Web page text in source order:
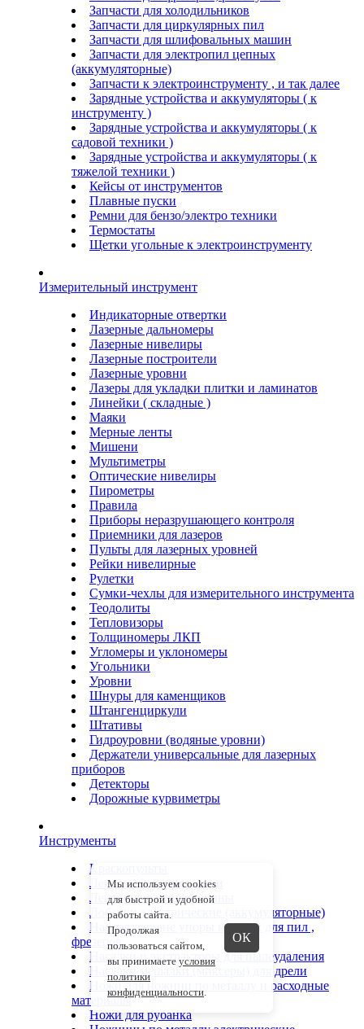
Запчасти для холодильников
Запчасти для циркулярных пил
Запчасти для шлифовальных машин
Запчасти для электропил цепных
(аккумуляторные)
Запчасти к электроинструменту , и так далее
Зарядные устройства и аккумуляторы ( к
инструменту )
Зарядные устройства и аккумуляторы ( к
садовой техники )
Зарядные устройства и аккумуляторы ( к
тяжелой техники )
Кейсы от инструментов
Плавные пуски
Ремни для бензо/электро техники
Термостаты
Щетки угольные к электроинструменту
Измерительный инструмент
Индикаторные отвертки
Лазерные дальномеры
Лазерные нивелиры
Лазерные построители
Лазерные уровни
Лазеры для укладки плитки и ламинатов
Линейки ( складные )
Маяки
Мерные ленты
Мишени
Мультиметры
Оптические нивелиры
Пирометры
Правила
Приборы неразрушающего контроля
Приемники для лазеров
Пульты для лазерных уровней
Рейки нивелирные
Рулетки
Сумки-чехлы для измерительного инструмента
Теодолиты
Тепловизоры
Толщиномеры ЛКП
Угломеры и уклономеры
Угольники
Уровни
Шнуры для каменщиков
Штангенциркули
Штативы
Гидроуровни (водяные уровни)
Держатели универсальные для лазерных
приборов
Детекторы
Дорожные курвиметры
Инструменты
Краскопульты
Ленточные напильники
Ленточные шлифмашины
Лобзики электрические (аккумуляторные)
Направляющие упоры и шины для пил ,
фрезеров
Насадки и экстракторы для пылеудаления
Насадки мешалки (миксеры) для дрели
Ножи для ножниц по металлу и расходные
материалы
Ножи для рубанка
Мы используем cookies
для быстрой и удобной
работы сайта.
Продолжая
пользоваться сайтом,
вы принимаете условия
политики
конфиденциальности.
ОК